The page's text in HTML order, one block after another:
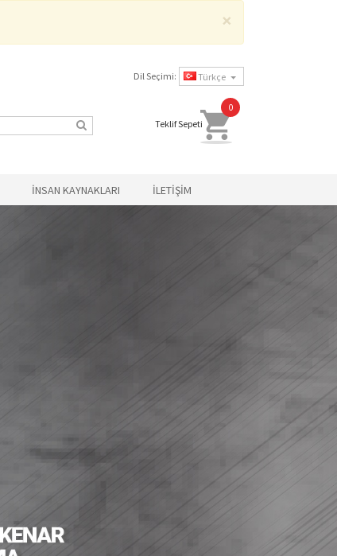
×
Dil Seçimi: Türkçe
Teklif Sepeti
0
İNSAN KAYNAKLARI İLETİŞİM